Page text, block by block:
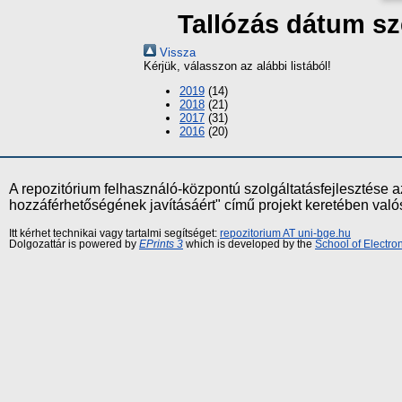
Tallózás dátum
Vissza
Kérjük, válasszon az alábbi listából!
2019 (14)
2018 (21)
2017 (31)
2016 (20)
A repozitórium felhasználó-központú szolgáltatásfejlesztése
hozzáférhetőségének javításáért" című projekt keretében
Itt kérhet technikai vagy tartalmi segítséget: repozitorium AT uni-bge.hu
Dolgozattár is powered by EPrints 3 which is developed by the School of